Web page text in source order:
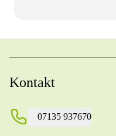
Kontakt
07135 937670